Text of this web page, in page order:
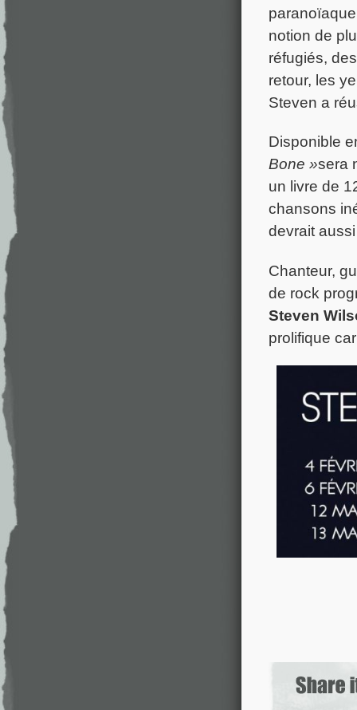
notion de
réfugiés,
retour, les
Steven a
Disponible
Bone »sera
un livre de
chansons
devrait
Chanteur,
de rock
Steven
prolifique